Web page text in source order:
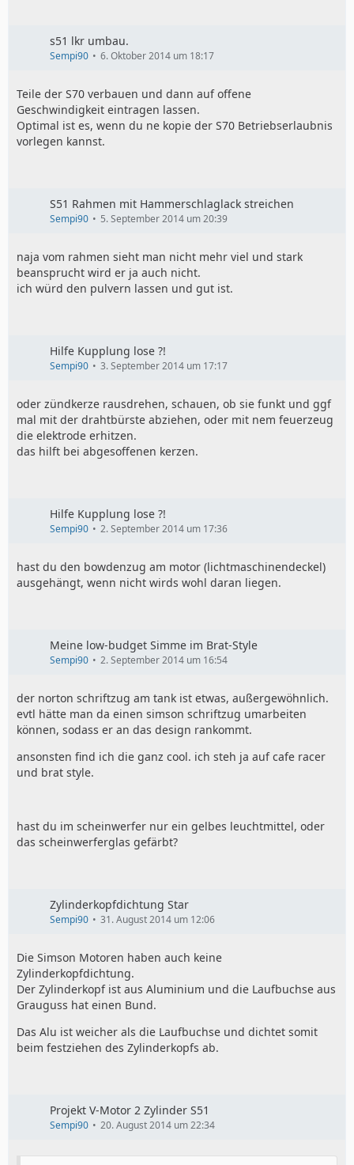
s51 lkr umbau.
Sempi90 6. Oktober 2014 um 18:17
Teile der S70 verbauen und dann auf offene
Geschwindigkeit eintragen lassen.
Optimal ist es, wenn du ne kopie der S70 Betriebserlaubnis
vorlegen kannst.
S51 Rahmen mit Hammerschlaglack streichen
Sempi90 5. September 2014 um 20:39
naja vom rahmen sieht man nicht mehr viel und stark
beansprucht wird er ja auch nicht.
ich würd den pulvern lassen und gut ist.
Hilfe Kupplung lose ?!
Sempi90 3. September 2014 um 17:17
oder zündkerze rausdrehen, schauen, ob sie funkt und ggf
mal mit der drahtbürste abziehen, oder mit nem feuerzeug
die elektrode erhitzen.
das hilft bei abgesoffenen kerzen.
Hilfe Kupplung lose ?!
Sempi90 2. September 2014 um 17:36
hast du den bowdenzug am motor (lichtmaschinendeckel)
ausgehängt, wenn nicht wirds wohl daran liegen.
Meine low-budget Simme im Brat-Style
Sempi90 2. September 2014 um 16:54
der norton schriftzug am tank ist etwas, außergewöhnlich.
evtl hätte man da einen simson schriftzug umarbeiten
können, sodass er an das design rankommt.
ansonsten find ich die ganz cool. ich steh ja auf cafe racer
und brat style.
hast du im scheinwerfer nur ein gelbes leuchtmittel, oder
das scheinwerferglas gefärbt?
Zylinderkopfdichtung Star
Sempi90 31. August 2014 um 12:06
Die Simson Motoren haben auch keine
Zylinderkopfdichtung.
Der Zylinderkopf ist aus Aluminium und die Laufbuchse aus
Grauguss hat einen Bund.
Das Alu ist weicher als die Laufbuchse und dichtet somit
beim festziehen des Zylinderkopfs ab.
Projekt V-Motor 2 Zylinder S51
Sempi90 20. August 2014 um 22:34